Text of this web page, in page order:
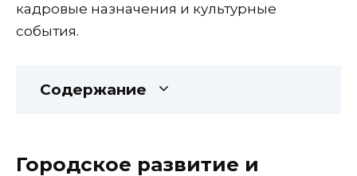
кадровые назначения и культурные
события.
Содержание
Городское развитие и